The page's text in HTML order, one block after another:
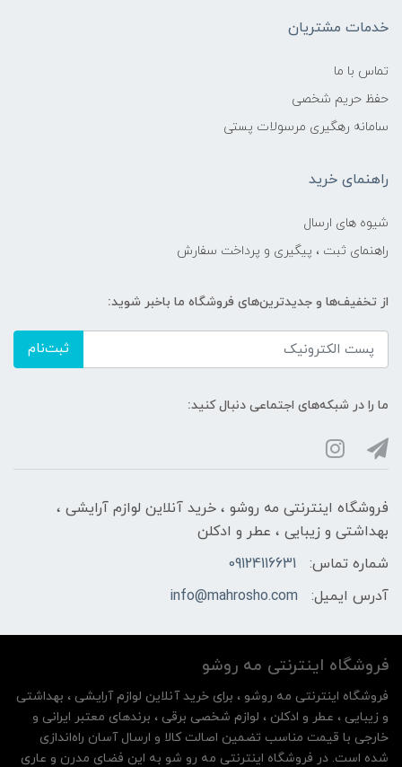
خدمات مشتریان
تماس با ما
حفظ حریم شخصی
سامانه رهگیری مرسولات پستی
راهنمای خرید
شیوه های ارسال
راهنمای ثبت ، پیگیری و پرداخت سفارش
از تخفیف‌ها و جدیدترین‌های فروشگاه ما باخبر شوید:
ثبت‌نام
ما را در شبکه‌های اجتماعی دنبال کنید:
فروشگاه اینترنتی مه‌ رو‌شو ، خرید آنلاین لوازم آرایشی ،
بهداشتی و زیبایی ، عطر و ادکلن
شماره تماس:
09124116631
آدرس ایمیل:
info@mahrosho.com
فروشگاه اینترنتی مه‌ رو‌شو
فروشگاه اینترنتی مه‌ رو‌شو ، برای خرید آنلاین لوازم آرایشی ، بهداشتی
و زیبایی ، عطر و ادکلن ، لوازم شخصی برقی ، برندهای معتبر ایرانی و
خارجی با قیمت مناسب تضمین اصالت کالا و ارسال آسان راه‌اندازی
شده است. در فروشگاه اینترنتی مه رو شو به این فضای مدرن و عاری